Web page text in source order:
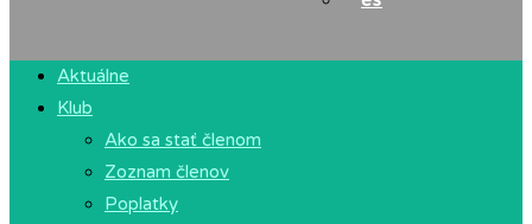
Aktuálne
Klub
Ako sa stať členom
Zoznam členov
Poplatky